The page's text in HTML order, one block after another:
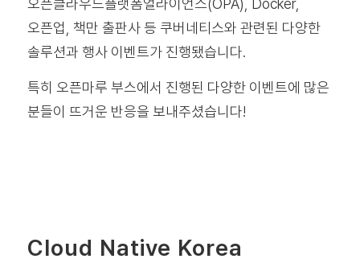
오픈클라우드플랫폼얼라이언스(OPA), Docker,
오픈업, 책만 출판사 등 쿠버네티스와 관련된 다양한
솔루션과 행사 이벤트가 진행됐습니다.
특히 오픈마루 부스에서 진행된 다양한 이벤트에 많은
분들이 뜨거운 반응을 보내주셨습니다!
Cloud Native Korea